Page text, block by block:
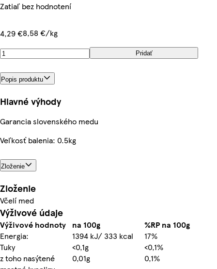
Zatiaľ bez hodnotení
4,29 €8,58 €/kg
Pridať
Popis produktu
Hlavné výhody
Garancia slovenského medu
Veľkosť balenia: 0.5kg
Zloženie
Zloženie
Včelí med
Výživové údaje
Výživové hodnoty na 100g
%RP na 100g
Energia:
1394 kJ/ 333 kcal
17%
Tuky
<0,1g
<0,1%
z toho nasýtené
0,01g
0,1%